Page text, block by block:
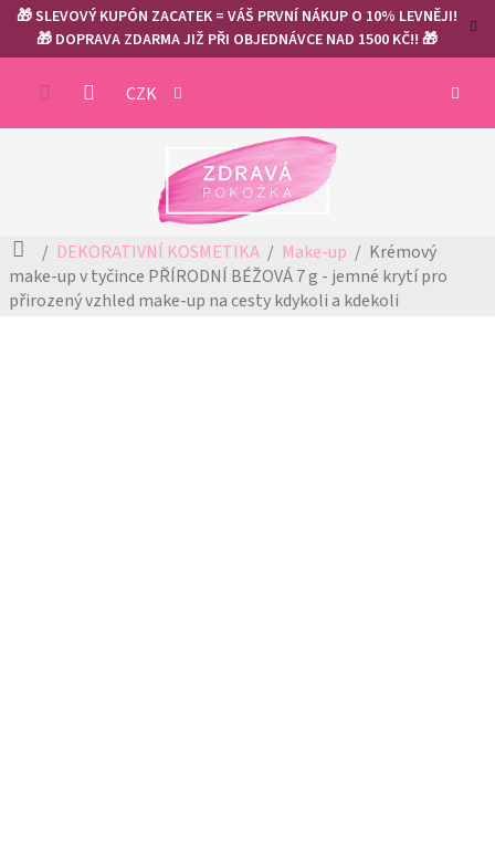
Přejít
obsah
🎁 SLEVOVÝ KUPÓN ZACATEK = VÁŠ PRVNÍ NÁKUP O 10% LEVNĚJI!
🎁 DOPRAVA ZDARMA JIŽ PŘI OBJEDNÁVCE NAD 1500 KČ!! 🎁
CZK
Domů
DEKORATIVNÍ KOSMETIKA Make-up
Krémový
make-up v tyčince PŘÍRODNÍ BÉŽOVÁ 7 g - jemné krytí pro
přirozený vzhled make-up na cesty kdykoli a kdekoli